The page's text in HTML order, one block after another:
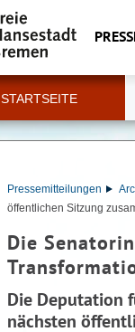
STARTSEITE
Pressemitteilungen
öffentlichen Sitzung
Die
Die Deputation
nächsten